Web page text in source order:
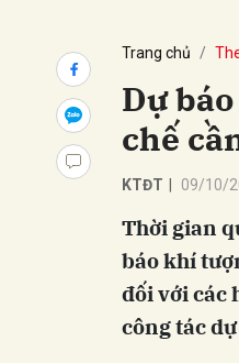
Trang chủ
Dự
chế
KTĐT 09/10/
Thời gian
báo khí
đối với các
công tác